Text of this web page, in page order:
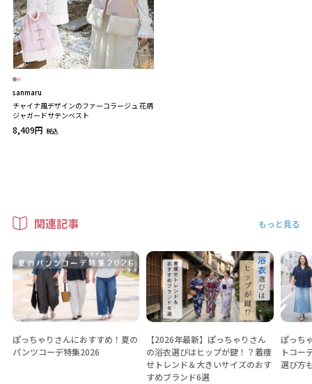
sanmaru
チャイナ風デザインのファーコラージュ 花柄
ジャガードサテンベスト
8,409円 税込
関連記事 もっと見る
ぽっちゃりさんにおすすめ！夏の
パンツコーデ特集2026
【2026年最新】ぽっちゃりさん
の浴衣選びはヒップが鍵！？着痩
せトレンド＆大きいサイズのおす
すめブランド6選
ぽっち
トコー
選び方